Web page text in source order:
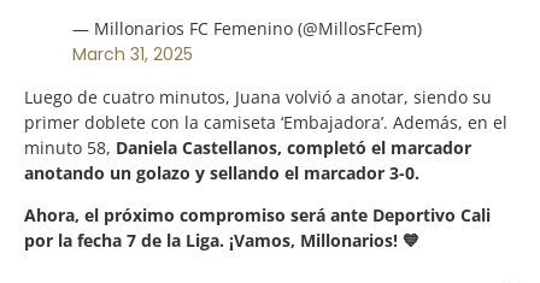
— Millonarios FC Femenino (@MillosFcFem)
March 31, 2025
Luego de cuatro minutos, Juana volvió a anotar, siendo su
primer doblete con la camiseta ‘Embajadora’. Además, en el
minuto 58, Daniela Castellanos, completó el marcador
anotando un golazo y sellando el marcador 3-0.
Ahora, el próximo compromiso será ante Deportivo Cali
por la fecha 7 de la Liga. ¡Vamos, Millonarios! 💙